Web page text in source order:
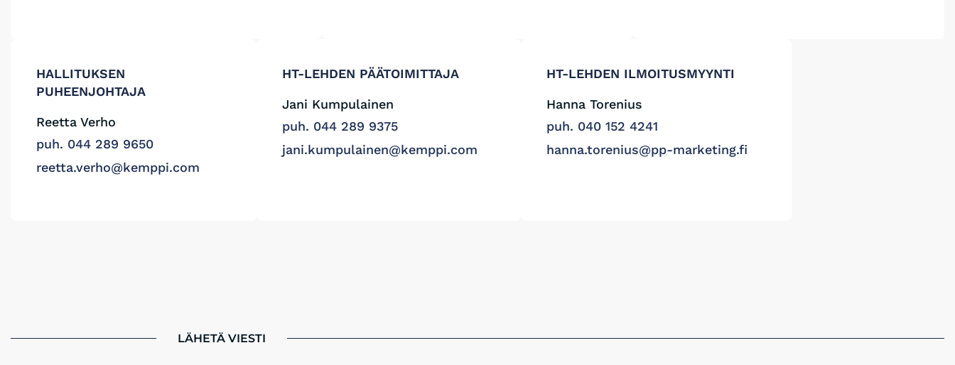
HALLITUKSEN
PUHEENJOHTAJA
Reetta Verho
puh. 044 289 9650
reetta.verho@kemppi.com
HT-LEHDEN PÄÄTOIMITTAJA
Jani Kumpulainen
puh. 044 289 9375
jani.kumpulainen@kemppi.com
HT-LEHDEN ILMOITUSMYYNTI
Hanna Torenius
puh. 040 152 4241
hanna.torenius@pp-marketing.fi
LÄHETÄ VIESTI